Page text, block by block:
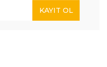
KAYIT OL